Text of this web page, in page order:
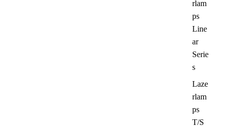
rlam
ps
Line
ar
Serie
s
Laze
rlam
ps
T/S